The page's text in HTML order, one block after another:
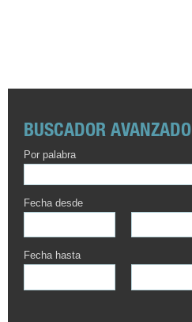
BUSCADOR AVANZADO
Por palabra
Fecha desde
Fecha hasta